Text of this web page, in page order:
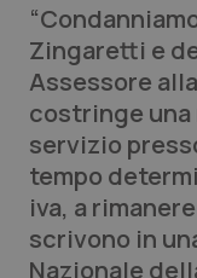
Lettere al
Edizioni
QS Pro
Professionisti
Zingaretti e
Assessore
costringe
servizio
tempo
iva, a
scrivono in
Nazionale